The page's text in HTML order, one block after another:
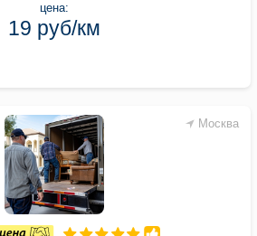
цена:
19 руб/км
Москва